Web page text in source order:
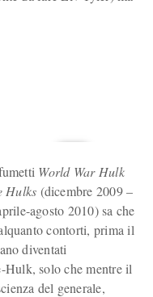
World War Hulk
Hulks (dicembre 2009 –
agosto 2010) sa che
contorti, prima il
diventati
Hulk, solo che mentre il
del generale,